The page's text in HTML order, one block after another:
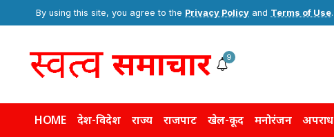
By using this site, you agree to the Privacy Policy and Terms of Use.
9
HOME देश-विदेश राज्य राजपाट खेल-कूद मनोरंजन अपराध